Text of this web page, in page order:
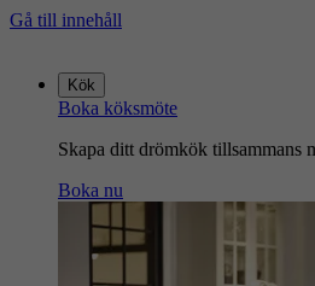
Gå till innehåll
startsidan
Kök
Boka köksmöte
Skapa ditt drömkök tillsammans
Boka nu